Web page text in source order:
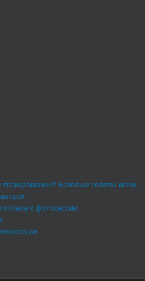
позировании? Базовые советы всем,
к фотосессии